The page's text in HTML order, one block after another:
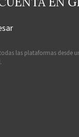
las plataformas desde